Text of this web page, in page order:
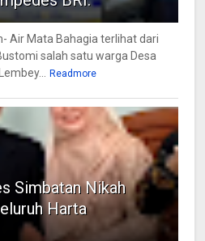
Air Mata Bahagia terlihat dari
salah satu warga Desa
Readmore
Simbatan Nikah
Harta